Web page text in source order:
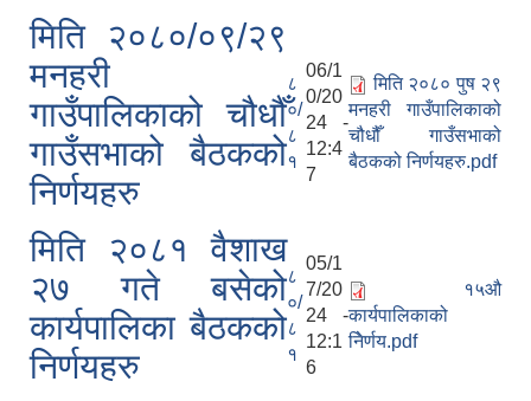
मिति २०८०/०९/२९
मनहरी
गाउँपालिकाको चौधौँ
गाउँसभाको बैठकको
निर्णयहरु
८
०/
८
१
06/1
0/20
24 -
12:4
7
मिति २०८० पुष २९
मनहरी गाउँपालिकाको
चौधौँ गाउँसभाको
बैठकको निर्णयहरु.pdf
मिति २०८१ वैशाख
२७ गते बसेको
कार्यपालिका बैठकको
निर्णयहरु
८
०/
८
१
05/1
7/20
24 -
12:1
6
१५औ
कार्यपालिकाको
निेर्णय.pdf